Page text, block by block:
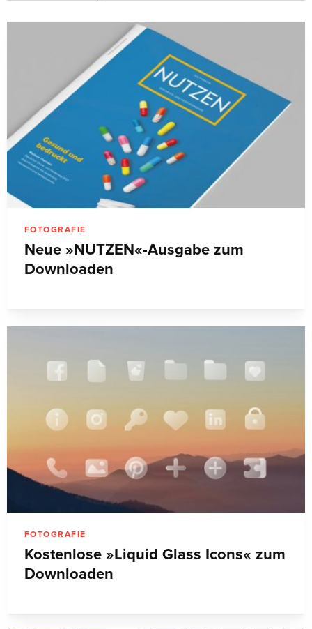
FOTOGRAFIE
Neue »NUTZEN«-Ausgabe zum
Downloaden
FOTOGRAFIE
Kostenlose »Liquid Glass Icons« zum
Downloaden